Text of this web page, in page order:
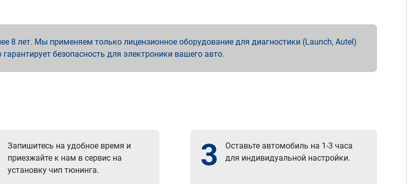
8 лет. Мы применяем только лицензионное оборудование для диагностики (Launch, Autel)
безопасность для электроники вашего авто.
Запишитесь на удобное время и
приезжайте к нам в сервис на
установку чип тюнинга.
3
Оставьте автомобиль на 1-3 часа
для индивидуальной настройки.